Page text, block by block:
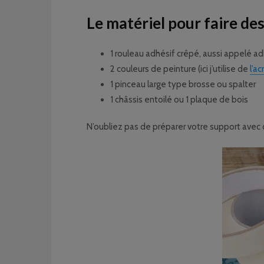
Le matériel pour faire
1 rouleau adhésif crêpé, aussi appelé
2 couleurs de peinture (ici j’utilise de
1 pinceau large type brosse ou spalter
1 châssis entoilé ou 1 plaque de bois
N’oubliez pas de préparer votre support avec